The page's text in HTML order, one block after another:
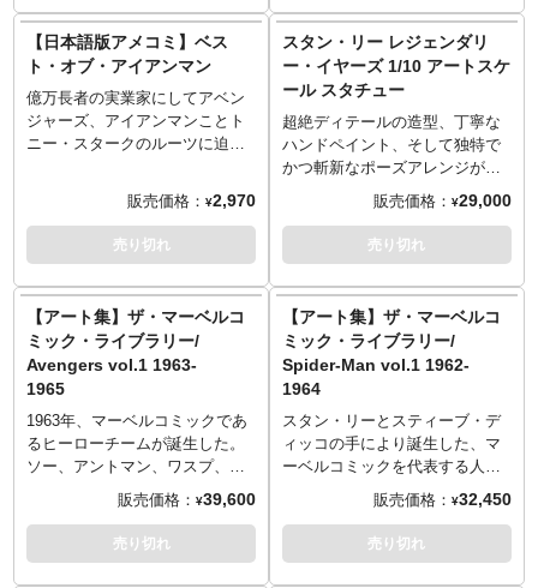
『Avengers』#198、
『Avengers』#199、
『AVENGERS/SQUADRON
SUPREME '98』#1
【著】スタン・リー 他［作］ /
ジャック・カービー 他［画］
なキャラクターの原作を手掛
け、業界に変革をもたらした。
●ジャック・カービー［画］……
ィスト。クリエイターのジョ
ー・サイモンと共にキャプテ
ン・アメリカを生み出す。
スタン・リーをイメージしたカ
ラーで彩られた高級外車リンカ
ーン・コンチネンタル。サイド
には御大のサインがデザインさ
れたスタン・リーコレクション
にぜひ加えたいアイテムです！
となりますため、多少の傷やダ
メージがある場合もございま
す。そのためパッケージの交換
対応は承ることが出来かねます
※この商品は入荷数の減数など
によりご予約をキャンセル頂く
場合や、分納での入荷となる場
合がございます。
ハート（リリ・ウィリアムズ）
の指導者として活動していたト
ニーだったが、突如として通信
が途絶え、そのまま音信不通に
なってしまう。A.I.化したことで
肉体という枷から解き放たれた
天才トニーの頭脳は、一体どこ
へ向かい、何をしようとしてい
るのか？そして、メンターを失
ったアイアンハートがとった行
動とは！？アイアンマンの壮大
けて加速していく！
■収録作品: 『INVINCIBLE IRON
MAN』 #593-600
【著】ブライアン・マイケル・
ベンディス［作］ / ステファ
ノ・カセッリ 他［画］
●ブライアン・マイケル・ベンデ
ィス［作］……『アルティメッ
ー・アベンジャーズ』『シーク
レット・ウォーズ』などの人気
タイトルを手がける売れっ子ラ
【日本語版アメコミ】ベス
ト・オブ・アイアンマン
億万長者の実業家にしてアベン
ジャーズ、アイアンマンことト
ニー・スタークのルーツに迫る6
イアンマンは反共の戦士として
誕生した。その正体は、天才的
発明家にして億万長者のプレイ
だったが、その道のりは、現実
のアメリカ同様、波乱と盛衰に
満ちていたのである。今や誰も
が知る人気ヒーローとなったア
イアンマンは、如何にして誕生
し、成長してきたのか。オリジ
ンストーリー「テールズ・オ
月）を含む6エピソードで振り返
る。
■収録作品: 「Tales of Suspence
販売価格： ¥2,970
売り切れ
スタン・リー レジェンダリ
ー・イヤーズ 1/10 アートスケ
ール スタチュー
超絶ディテールの造型、丁寧な
ハンドペイント、そして独特で
かつ斬新なポーズアレンジが魅
力のブラジル発メーカー「アイ
アンスタジオ」。そのアイアン
スタジオの1/10スケールシリー
ズ「アートスケール」に、レジ
ン・リーが登場です。彼の生誕
100周年を記念し、全高約21セ
ンチ、1/10スケールのスタチュ
ーとして立体化。細部に至るま
で精巧に造形、ハンドペイント
による丁寧塗装と、こだわり抜
いた仕上がりに。
販売価格： ¥29,000
売り切れ
【アート集】ザ・マーベルコ
ミック・ライブラリー/
Avengers vol.1 1963-
1965
1963年、マーベルコミックであ
るヒーローチームが誕生した。
ソー、アントマン、ワスプ、ハ
ルク、そしてアイアンマンが参
加したそのチーム名は「アベン
ジャーズ」。1963年から刊行さ
れた『Avengers』を#1～#20ま
販売価格： ¥39,600
売り切れ
【アート集】ザ・マーベルコ
ミック・ライブラリー/
Spider-Man vol.1 1962-
1964
スタン・リーとスティーブ・デ
ィッコの手により誕生した、マ
ーベルコミックを代表する人気
キャラクターの一人、「親愛な
る隣人」スパイダーマン。その
誕生は約60年前、1962年にも遡
ります。『Amazing Fantasy
販売価格： ¥32,450
売り切れ